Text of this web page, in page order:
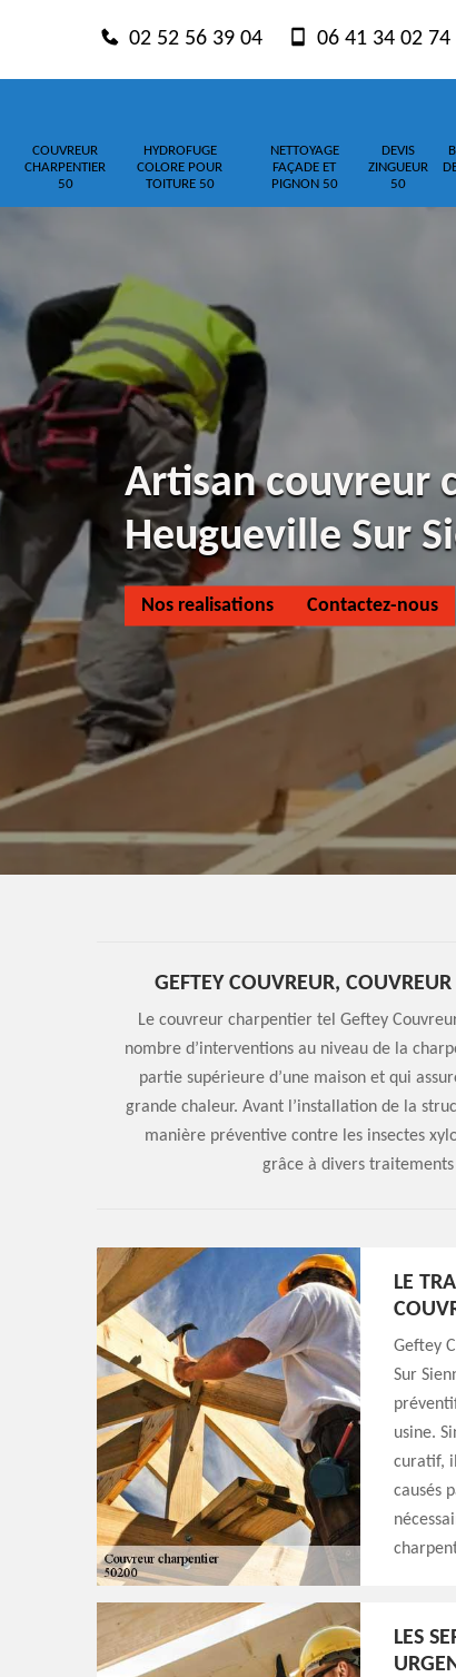
02 52 56 39 04 06 41 34 02 74
COUVREUR
CHARPENTIER
50
HYDROFUGE
COLORE POUR
TOITURE 50
NETTOYAGE
FAÇADE ET
PIGNON 50
DEVIS
ZINGUEUR
50
Artisan couvreur
Heugueville Sur
Nos realisations Contactez-nous
GEFTEY COUVREUR,
Le couvreur charpentier tel Geftey
nombre d’interventions au niveau de la
partie supérieure d’une maison et qui
grande chaleur. Avant l’installation de la
manière préventive contre les insectes
grâce à divers
LE
Geftey
Sur
usine.
curatif,
causés
LES